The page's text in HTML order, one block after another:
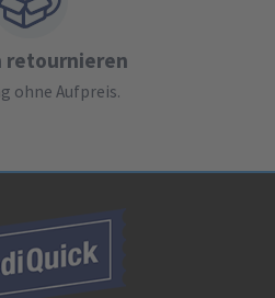
retournieren
ohne Aufpreis.